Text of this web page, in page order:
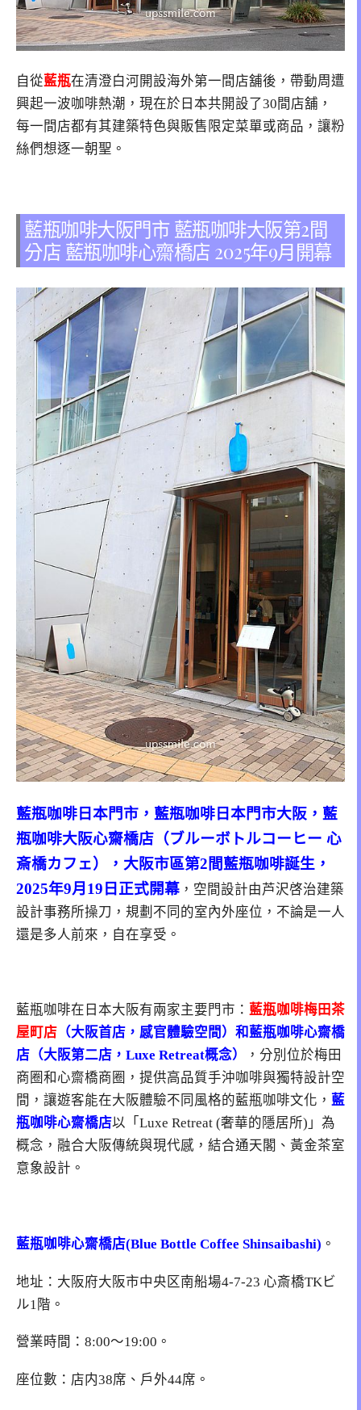
自從藍瓶在清澄白河開設海外第一間店舖後，帶動周遭
興起一波咖啡熱潮，現在於日本共開設了30間店舖，
每一間店都有其建築特色與販售限定菜單或商品，讓粉
絲們想逐一朝聖。
藍瓶咖啡大阪門市 藍瓶咖啡大阪第2間
分店 藍瓶咖啡心齋橋店 2025年9月開幕
藍瓶咖啡日本門市，藍瓶咖啡日本門市大阪，藍
瓶咖啡大阪心齋橋店（ブルーボトルコーヒー 心
斎橋カフェ），大阪市區第2間藍瓶咖啡誕生，
2025年9月19日正式開幕 ，空間設計由芦沢啓治建築
設計事務所操刀，規劃不同的室內外座位，不論是一人
還是多人前來，自在享受。
藍瓶咖啡在日本大阪有兩家主要門市： 藍瓶咖啡梅田茶
屋町店 （大阪首店，感官體驗空間）和藍瓶咖啡心齋橋
店（大阪第二店，Luxe Retreat概念）
，分別位於梅田
商圈和心齋橋商圈，提供高品質手沖咖啡與獨特設計空
間，讓遊客能在大阪體驗不同風格的藍瓶咖啡文化， 藍
瓶咖啡心齋橋店以「Luxe Retreat (奢華的隱居所)」為
概念，融合大阪傳統與現代感，結合通天閣、黃金茶室
意象設計。
藍瓶咖啡心齋橋店(Blue Bottle Coffee Shinsaibashi) 。
地址：大阪府大阪市中央区南船場4-7-23 心斎橋TKビ
ル1階。
營業時間：8:00〜19:00。
座位數：店内38席、戶外44席。